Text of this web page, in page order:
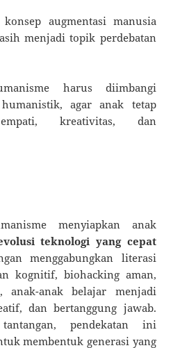
konsep augmentasi manusia
menjadi topik perdebatan
harus diimbangi
agar anak tetap
empati, kreativitas, dan
menyiapkan anak
teknologi yang cepat
menggabungkan literasi
kognitif, biohacking aman,
anak-anak belajar menjadi
dan bertanggung jawab.
pendekatan ini
membentuk generasi yang